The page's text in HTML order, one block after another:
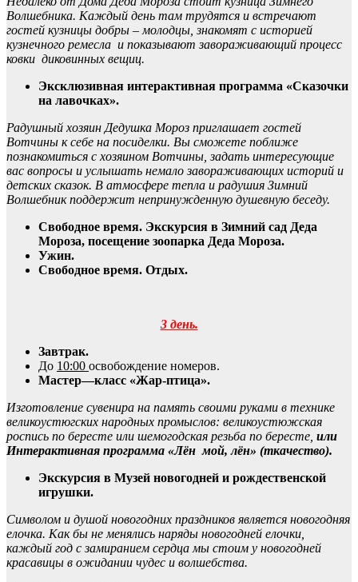
Волшебника. Каждый день там трудятся и встречают
гостей кузницы добры – молодцы, знакомят с историей
кузнечного ремесла и показывают завораживающий процесс
ковки диковинных вещиц.
Эксклюзивная интерактивная программа «Сказочки
на лавочках».
Радушный хозяин Дедушка Мороз приглашает гостей
Вотчины к себе на посиделки. Вы сможете поближе
познакомиться с хозяином Вотчины, задать интересующие
вас вопросы и услышать немало завораживающих историй и
детских сказок. В атмосфере тепла и радушия Зимний
Волшебник поддержит непринужденную душевную беседу.
Свободное время. Экскурсия в Зимний сад Деда
Мороза, посещение зоопарка Деда Мороза.
Ужин.
Свободное время. Отдых.
3 день.
Завтрак.
До 10:00 освобождение номеров.
Мастер—класс «Жар-птица».
Изготовление сувенира на память своими руками в технике
великоустюгских народных промыслов: великоустюжская
роспись по бересте или шемогодская резьба по бересте, или
Интерактивная программа «Лён мой, лён» (ткачество).
Экскурсия в Музей новогодней и рождественской
игрушки.
Символом и душой новогодних праздников является новогодняя
елочка. Как бы не менялись наряды новогодней елочки,
каждый год с замиранием сердца мы стоим у новогодней
красавицы в ожидании чудес и волшебства.